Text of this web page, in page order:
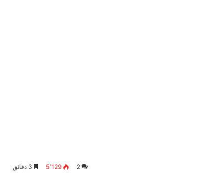
2 5٬129